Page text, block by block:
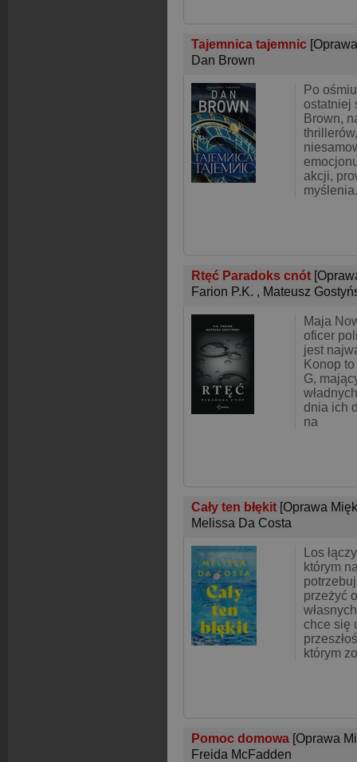
Tajemnica tajemnic
Dan Brown
Po
ostatniej
Brown,
akcji,
Rtęć Paradoks cnót
Farion P.K. , Mateusz
Maja
oficer
jest
Konop
G,
dnia ich
na
Cały ten błękit [Oprawa
Melissa Da Costa
Los
którym
przeżyć
chce się
którym
Pomoc domowa [Oprawa
Freida McFadden